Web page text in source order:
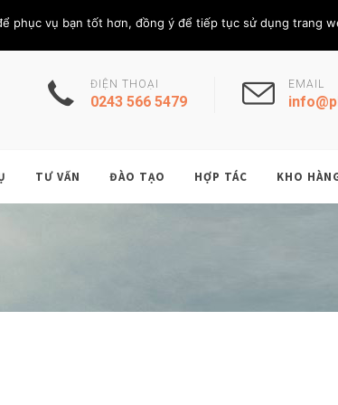
Thứ Sáu, 7/8/
ĐIỆN THOẠI
0243 566 5479
EMAIL
TƯ VẤN ĐÀO TẠO HỢP TÁC KHO
phục vụ bạn tốt hơn, đồng ý để tiếp tục sử dụng trang